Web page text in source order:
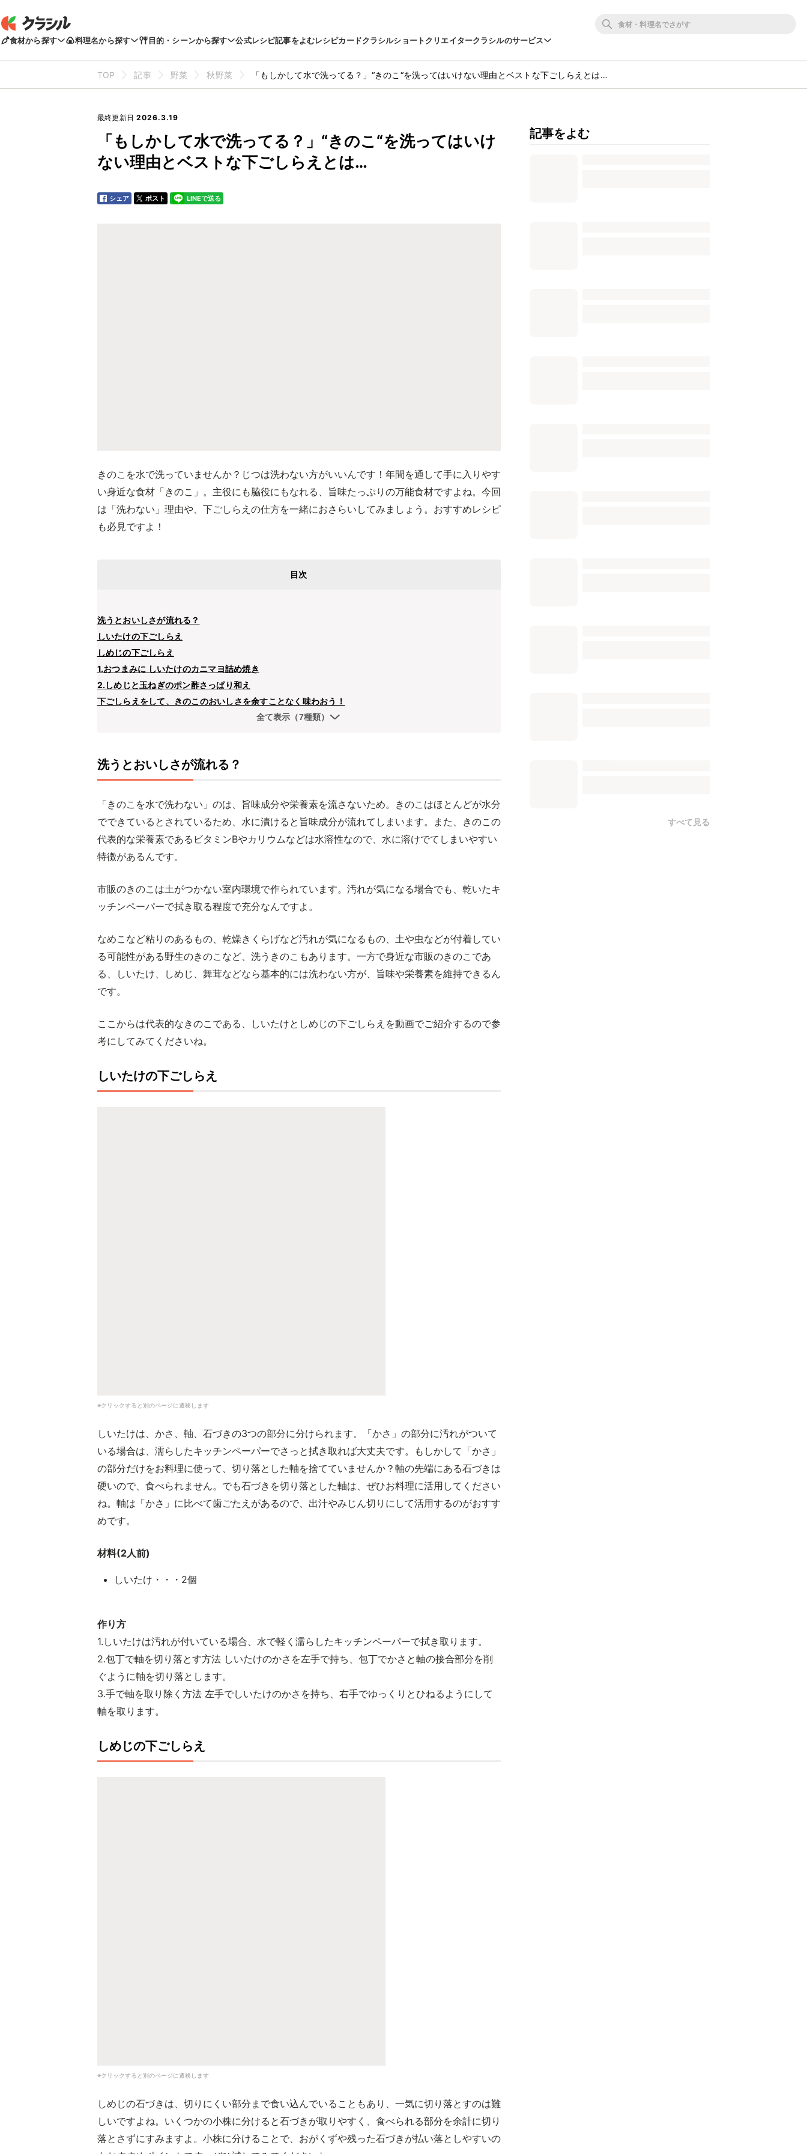
食材から探す 料理名から探す 目的・シーンから探す 公式レシピ記事をよむレシピカードクラシルショートクリエイタークラシルのサービス
TOP 記事 野菜 秋野菜 「もしかして水で洗ってる？」“きのこ“を洗ってはいけない理由とベストな下ごしらえとは…
最終更新日 2026.3.19
「もしかして水で洗ってる？」“きのこ“を洗ってはいけ
ない理由とベストな下ごしらえとは…
シェア ポスト LINEで送る
きのこを水で洗っていませんか？じつは洗わない方がいいんです！年間を通して手に入りやす
い身近な食材「きのこ」。主役にも脇役にもなれる、旨味たっぷりの万能食材ですよね。今回
は「洗わない」理由や、下ごしらえの仕方を一緒におさらいしてみましょう。おすすめレシピ
も必見ですよ！
目次
洗うとおいしさが流れる？
しいたけの下ごしらえ
しめじの下ごしらえ
1.おつまみに しいたけのカニマヨ詰め焼き
2.しめじと玉ねぎのポン酢さっぱり和え
下ごしらえをして、きのこのおいしさを余すことなく味わおう！
全て表示（7種類）
洗うとおいしさが流れる？
「きのこを水で洗わない」のは、旨味成分や栄養素を流さないため。きのこはほとんどが水分
でできているとされているため、水に漬けると旨味成分が流れてしまいます。また、きのこの
代表的な栄養素であるビタミンBやカリウムなどは水溶性なので、水に溶けでてしまいやすい
特徴があるんです。
市販のきのこは土がつかない室内環境で作られています。汚れが気になる場合でも、乾いたキ
ッチンペーパーで拭き取る程度で充分なんですよ。
なめこなど粘りのあるもの、乾燥きくらげなど汚れが気になるもの、土や虫などが付着してい
る可能性がある野生のきのこなど、洗うきのこもあります。一方で身近な市販のきのこであ
る、しいたけ、しめじ、舞茸などなら基本的には洗わない方が、旨味や栄養素を維持できるん
です。
ここからは代表的なきのこである、しいたけとしめじの下ごしらえを動画でご紹介するので参
考にしてみてくださいね。
しいたけの下ごしらえ
※クリックすると別のページに遷移します
しいたけは、かさ、軸、石づきの3つの部分に分けられます。「かさ」の部分に汚れがついて
いる場合は、濡らしたキッチンペーパーでさっと拭き取れば大丈夫です。もしかして「かさ」
の部分だけをお料理に使って、切り落とした軸を捨てていませんか？軸の先端にある石づきは
硬いので、食べられません。でも石づきを切り落とした軸は、ぜひお料理に活用してください
ね。軸は「かさ」に比べて歯ごたえがあるので、出汁やみじん切りにして活用するのがおすす
めです。
材料(2人前)
しいたけ・・・2個
作り方
1.しいたけは汚れが付いている場合、水で軽く濡らしたキッチンペーパーで拭き取ります。
2.包丁で軸を切り落とす方法 しいたけのかさを左手で持ち、包丁でかさと軸の接合部分を削
ぐように軸を切り落とします。
3.手で軸を取り除く方法 左手でしいたけのかさを持ち、右手でゆっくりとひねるようにして
軸を取ります。
しめじの下ごしらえ
※クリックすると別のページに遷移します
しめじの石づきは、切りにくい部分まで食い込んでいることもあり、一気に切り落とすのは難
しいですよね。いくつかの小株に分けると石づきが取りやすく、食べられる部分を余計に切り
落とさずにすみますよ。小株に分けることで、おがくずや残った石づきが払い落としやすいの
記事をよむ
すべて見る